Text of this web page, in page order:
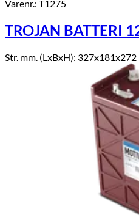
Varenr.: T1275
TROJAN BATTERI
Str. mm. (LxBxH): 327x181x272